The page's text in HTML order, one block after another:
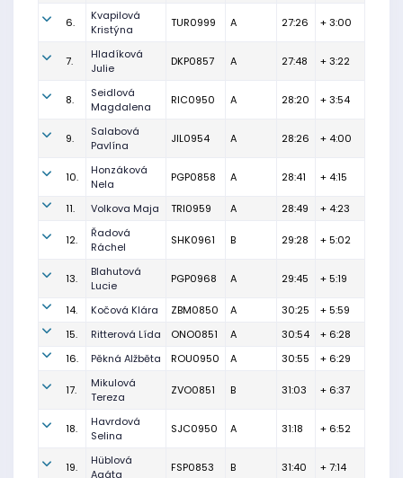
6.
Kvapilová
Kristýna
TUR0999 A 27:26 + 3:00
7.
Hladíková
Julie
DKP0857 A 27:48 + 3:22
8.
Seidlová
Magdalena
RIC0950 A 28:20 + 3:54
9.
Salabová
Pavlína
JIL0954 A 28:26 + 4:00
10.
Honzáková
Nela
PGP0858 A 28:41 + 4:15
11. Volkova Maja TRI0959 A 28:49 + 4:23
12.
Řadová
Ráchel
SHK0961 B 29:28 + 5:02
13.
Blahutová
Lucie
PGP0968 A 29:45 + 5:19
14. Kočová Klára ZBM0850 A 30:25
+ 5:59
15.
Ritterová Lída ONO0851 A 30:54
+ 6:28
16.
Pěkná Alžběta ROU0950 A 30:55 + 6:29
17.
Mikulová
Tereza
ZVO0851 B 31:03 + 6:37
18.
Havrdová
Selina
SJC0950 A 31:18 + 6:52
19.
Hüblová
Agáta
FSP0853 B 31:40 + 7:14